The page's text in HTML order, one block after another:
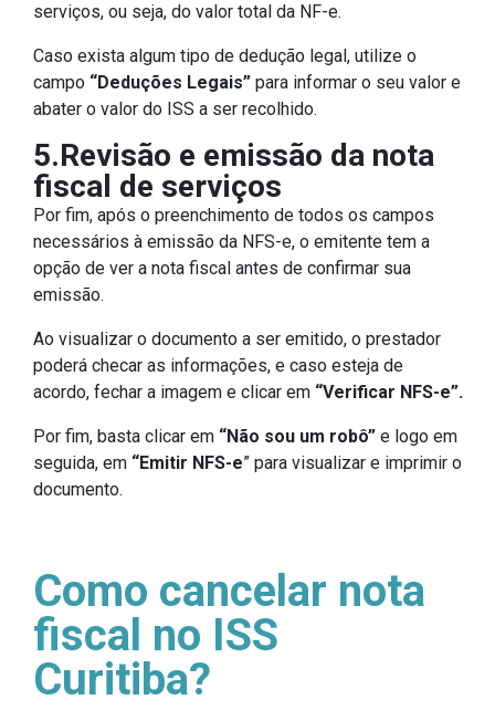
serviços, ou seja, do valor total da NF-e.
Caso exista algum tipo de dedução legal, utilize o
campo “Deduções Legais” para informar o seu valor e
abater o valor do ISS a ser recolhido.
5.Revisão e emissão da nota
fiscal de serviços
Por fim, após o preenchimento de todos os campos
necessários à emissão da NFS-e, o emitente tem a
opção de ver a nota fiscal antes de confirmar sua
emissão.
Ao visualizar o documento a ser emitido, o prestador
poderá checar as informações, e caso esteja de
acordo, fechar a imagem e clicar em “Verificar NFS-e”.
Por fim, basta clicar em “Não sou um robô” e logo em
seguida, em “Emitir NFS-e” para visualizar e imprimir o
documento.
Como cancelar nota
fiscal no ISS
Curitiba?